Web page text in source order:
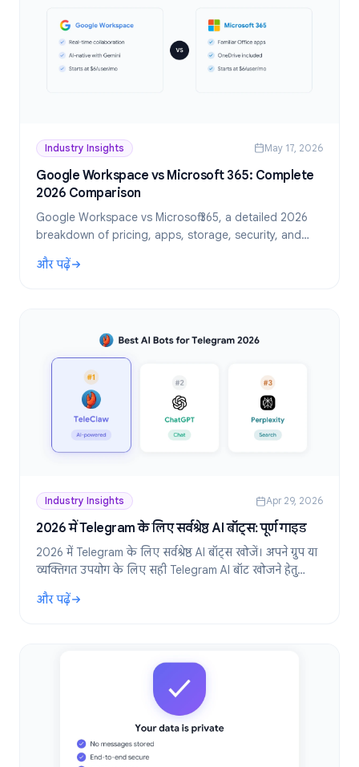
Industry Insights May 17, 2026
Google Workspace vs Microsoft 365: Complete
2026 Comparison
Google Workspace vs Microsoft 365, a detailed 2026
breakdown of pricing, apps, storage, security, and
और पढ़ें
: Google Workspace vs Microsoft 365: Complete 2026
Industry Insights Apr 29, 2026
2026 में Telegram के लिए सर्वश्रेष्ठ AI बॉट्स: पूर्ण गाइड
2026 में Telegram के लिए सर्वश्रेष्ठ AI बॉट्स खोजें। अपने ग्रुप या
व्यक्तिगत उपयोग के लिए सही Telegram AI बॉट खोजने हेतु
सुविधाओं, गोपनीयता और उपयोग के मामलों की तुलना करें।
और पढ़ें
: 2026 में Telegram के लिए सर्वश्रेष्ठ AI बॉट्स: पूर्ण गाइड